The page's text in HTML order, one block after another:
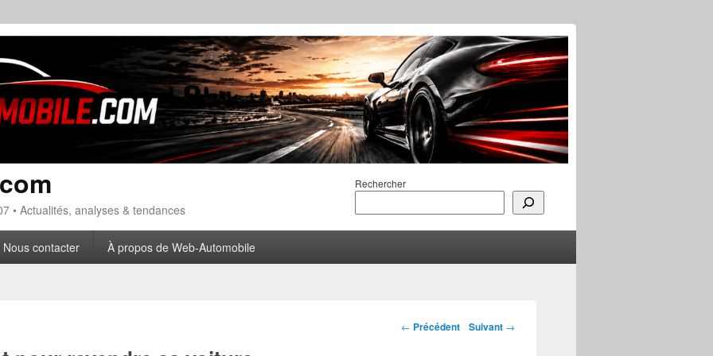
Rechercher
• Actualités, analyses & tendances
Nous contacter À propos de Web-Automobile
Navigation des
← Précédent Suivant →